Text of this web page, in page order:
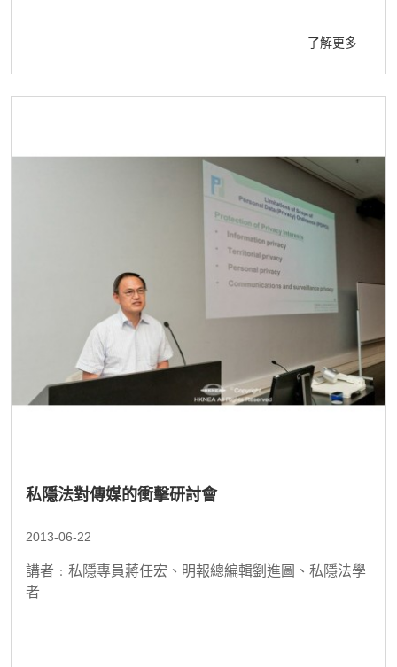
了解更多
私隱法對傳媒的衝擊研討會
2013-06-22
講者﹕私隱專員蔣任宏、明報總編輯劉進圖、私隱法學
者